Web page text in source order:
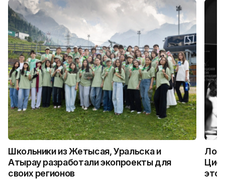
Школьники из Жетысая, Уральска и
Атырау разработали экопроекты для
своих регионов
это